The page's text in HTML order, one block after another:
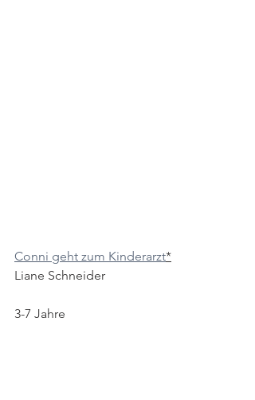
Conni geht zum Kinderarzt*
Liane Schneider
3-7 Jahre